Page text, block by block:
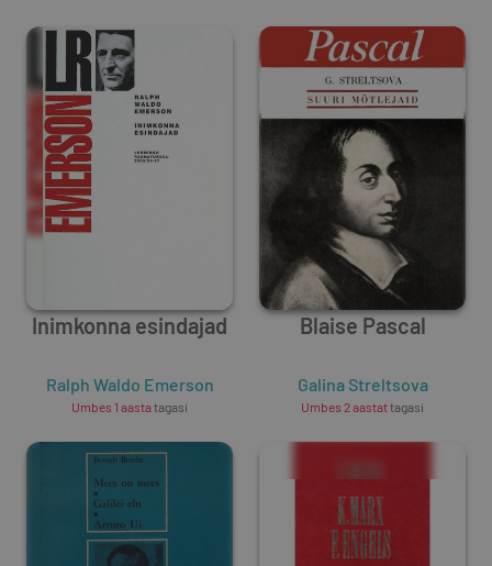
Inimkonna esindajad
Ralph Waldo Emerson
Umbes 1 aastatagasi
Blaise Pascal
Galina Streltsova
Umbes 2 aastattagasi